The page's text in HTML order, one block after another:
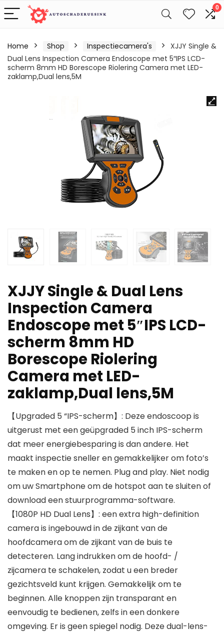
0
Home Shop Inspectiecamera's
XJJY Single &
Dual Lens Inspection Camera Endoscope met 5″IPS LCD-
scherm 8mm HD Borescope Riolering Camera met LED-
zaklamp,Dual lens,5M
XJJY Single & Dual Lens
Inspection Camera
Endoscope met 5″IPS LCD-
scherm 8mm HD
Borescope Riolering
Camera met LED-
zaklamp,Dual lens,5M
【Upgraded 5 “IPS-scherm】: Deze endoscoop is
uitgerust met een geüpgraded 5 inch IPS-scherm
dat meer energiebesparing is dan andere. Het
maakt inspectie sneller en gemakkelijker om foto’s
te maken en op te nemen. Plug and play. Niet nodig
om uw Smartphone om de hotspot aan te sluiten of
download een stuurprogramma-software.
【1080P HD Dual Lens】: een extra high-definition
camera is ingebouwd in de zijkant van de
hoofdcamera om de zijkant van de buis te
detecteren. Lang indrukken om de hoofd- /
zijcamera te schakelen, zodat u een breder
gezichtsveld kunt krijgen. Gemakkelijk om te
beginnen. Alle knoppen zijn transparant en
eenvoudig te bedienen, zelfs in een donkere
omgeving. Er is geen spiegel nodig. Deze dual-lens-